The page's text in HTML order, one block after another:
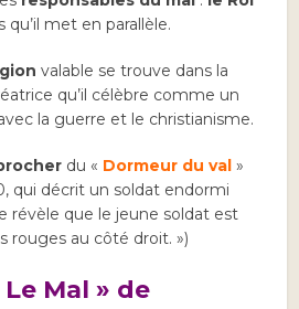
qu’il met en parallèle.
valable se trouve dans la
qu’il célèbre comme un
la guerre et le christianisme.
du « Dormeur du val »
qui décrit un soldat endormi
révèle que le jeune soldat est
rouges au côté droit. »)
Mal » de